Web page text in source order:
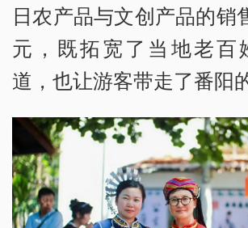
日农产品与文创产品的销
元，既拓宽了当地老百
道，也让游客带走了番阳的